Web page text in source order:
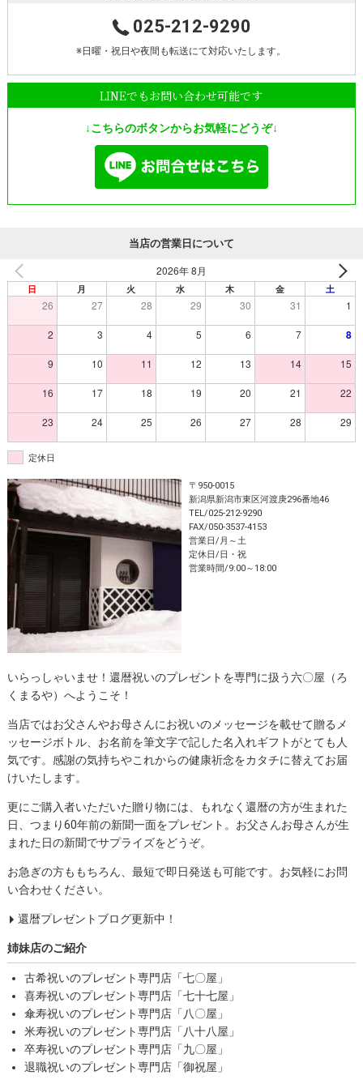
025-212-9290
※日曜・祝日や夜間も転送にて対応いたします。
LINEでもお問い合わせ可能です
↓こちらのボタンからお気軽にどうぞ↓
当店の営業日について
2026年 8月
日 月 火 水 木 金 土
26 27 28 29 30 31 1
2 3 4 5 6 7 8
9 10 11 12 13 14 15
16 17 18 19 20 21 22
23 24 25 26 27 28 29
定休日
〒950-0015
新潟県新潟市東区河渡庚296番地46
TEL/025-212-9290
FAX/050-3537-4153
営業日/月～土
定休日/日・祝
営業時間/9:00～18:00
いらっしゃいませ！還暦祝いのプレゼントを専門に扱う六〇屋（ろ
くまるや）へようこそ！
当店ではお父さんやお母さんにお祝いのメッセージを載せて贈るメ
ッセージボトル、お名前を筆文字で記した名入れギフトがとても人
気です。感謝の気持ちやこれからの健康祈念をカタチに替えてお届
けいたします。
更にご購入者いただいた贈り物には、もれなく還暦の方が生まれた
日、つまり60年前の新聞一面をプレゼント。お父さんお母さんが生
まれた日の新聞でサプライズをどうぞ。
お急ぎの方ももちろん、最短で即日発送も可能です。お気軽にお問
い合わせください。
還暦プレゼントブログ更新中！
姉妹店のご紹介
古希祝いのプレゼント専門店「七〇屋」
喜寿祝いのプレゼント専門店「七十七屋」
傘寿祝いのプレゼント専門店「八〇屋」
米寿祝いのプレゼント専門店「八十八屋」
卒寿祝いのプレゼント専門店「九〇屋」
退職祝いのプレゼント専門店「御祝屋」